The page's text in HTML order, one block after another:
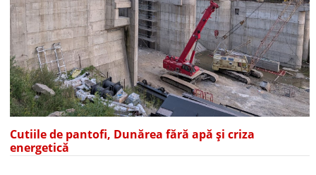
Cutiile de pantofi, Dunărea fără apă și criza
energetică